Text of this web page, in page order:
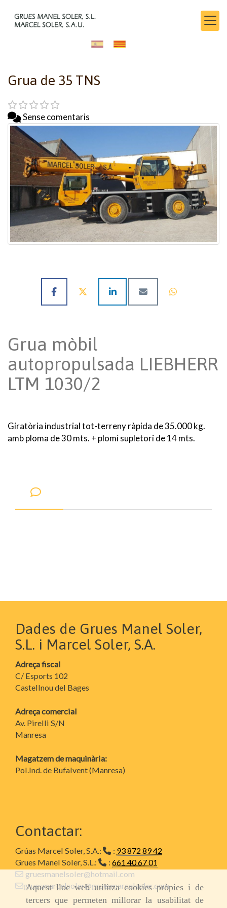
Aquest lloc web utilitza cookies pròpies i de
tercers que permeten millorar la usabilitat de
Grua de 35 TNS
Sense comentaris
Grua mòbil
autopropulsada LIEBHERR
LTM 1030/2
Giratòria industrial tot-terreny ràpida de 35.000 kg.
amb ploma de 30 mts. + plomí supletori de 14 mts.
Dades de Grues Manel Soler,
S.L. i Marcel Soler, S.A.
Adreça fiscal
C/ Esports 102
Castellnou del Bages
Adreça comercial
Av. Pirelli S/N
Manresa
Magatzem de maquinària:
Pol.Ind. de Bufalvent (Manresa)
Contactar:
Grúas Marcel Soler, S.A.: : 93 872 89 42
Grues Manel Soler, S.L.:
: 661 40 67 01
gruesmanelsoler@hotmail.com
gruesmarcelsoler@gruesmarcelsoler.com